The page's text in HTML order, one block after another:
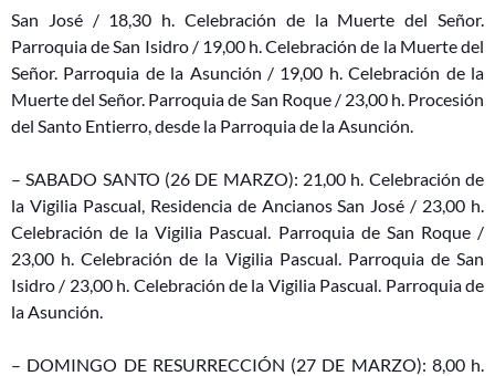
San José / 18,30 h. Celebración de la Muerte del Señor.
Parroquia de San Isidro / 19,00 h. Celebración de la Muerte del
Señor. Parroquia de la Asunción / 19,00 h. Celebración de la
Muerte del Señor. Parroquia de San Roque / 23,00 h. Procesión
del Santo Entierro, desde la Parroquia de la Asunción.
– SABADO SANTO (26 DE MARZO): 21,00 h. Celebración de
la Vigilia Pascual, Residencia de Ancianos San José / 23,00 h.
Celebración de la Vigilia Pascual. Parroquia de San Roque /
23,00 h. Celebración de la Vigilia Pascual. Parroquia de San
Isidro / 23,00 h. Celebración de la Vigilia Pascual. Parroquia de
la Asunción.
– DOMINGO DE RESURRECCIÓN (27 DE MARZO): 8,00 h.